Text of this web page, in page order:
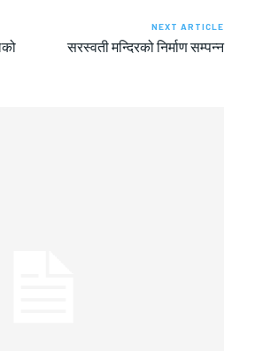
NEXT ARTICLE
सरस्वती मन्दिरको निर्माण सम्पन्न